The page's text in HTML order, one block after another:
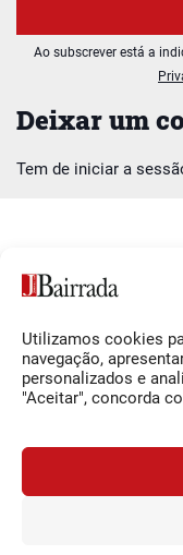
Utilizamos cookies
navegação,
personalizados e
"Aceitar", concorda
Deixar um
Tem de iniciar a
Ao subscrever está a
Siga-nos
Facebook